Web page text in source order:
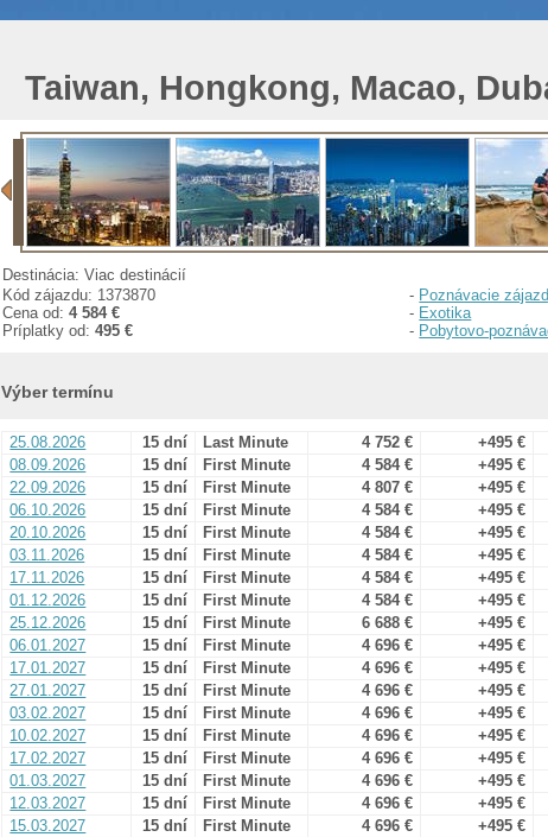
Taiwan, Hongkong, Macao,
Destinácia: Viac destinácií
Kód zájazdu: 1373870
Cena od:4 584 €
Príplatky od:495 €
- Poznávacie
- Exotika
- Pobytovo-
Výber termínu
25.08.2026 15 dní Last Minute 4 752 € +495 €
08.09.2026
15 dní First Minute 4 584 € +495 €
22.09.2026
15 dní First Minute 4 807 € +495 €
06.10.2026
15 dní First Minute 4 584 € +495 €
20.10.2026
15 dní First Minute 4 584 € +495 €
03.11.2026
15 dní First Minute 4 584 € +495 €
17.11.2026
15 dní First Minute 4 584 € +495 €
01.12.2026
15 dní First Minute 4 584 € +495 €
25.12.2026
15 dní First Minute 6 688 € +495 €
06.01.2027
15 dní First Minute 4 696 € +495 €
17.01.2027
15 dní First Minute 4 696 € +495 €
27.01.2027
15 dní First Minute 4 696 € +495 €
03.02.2027
15 dní First Minute 4 696 € +495 €
10.02.2027
15 dní First Minute 4 696 € +495 €
17.02.2027
15 dní First Minute 4 696 € +495 €
01.03.2027
15 dní First Minute 4 696 € +495 €
12.03.2027
15 dní First Minute 4 696 € +495 €
15.03.2027
15 dní First Minute 4 696 € +495 €